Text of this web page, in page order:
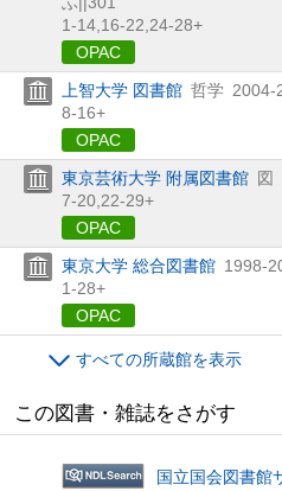
1-14, 16-22, 24-28+
OPAC
上智大学 図書館 哲学 2004-
8-16+
OPAC
東京芸術大学 附属図書館 図
7-20, 22-29+
OPAC
東京大学 総合図書館 1998-
1-28+
OPAC
すべての所蔵館を表示
この図書・雑誌をさがす
国立国会図書館